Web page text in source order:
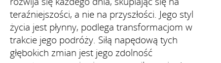
teraźniejszości, a nie na przyszłości. Jego styl
życia jest płynny, podlega transformacjom w
trakcie jego podróży. Siłą napędową tych
głębokich zmian jest jego zdolność